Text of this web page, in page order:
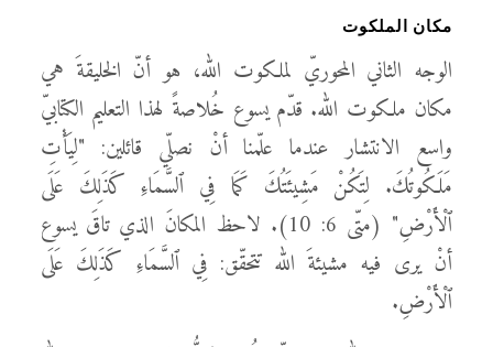
مكان الملكوت
الوجه الثاني المحوريّ لملكوت الله، هو أنّ الخليقةَ هي
مكان ملكوت الله. قدّم يسوع خُلاصةً لهذا التعليم الكتابيّ
واسع الانتشار عندما علّمنا أنْ نصلّي قائلين: "لِيَأْتِ
مَلَكُوتُكَ. لِتَكُنْ مَشِيئَتُكَ كَمَا فِي ٱلسَّمَاءِ كَذَلِكَ عَلَى
ٱلْأَرْضِ" (متّى 6: 10). لاحظ المكانَ الذي تاقَ يسوع
أنْ يرى فيه مشيئةَ الله تتحقّق: فِي ٱلسَّمَاءِ كَذَلِكَ عَلَى
ٱلْأَرْضِ.